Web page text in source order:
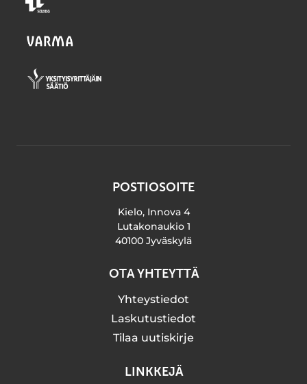
POSTIOSOITE
Kielo, Innova 4
Lutakonaukio 1
40100 Jyväskylä
OTA YHTEYTTÄ
Yhteystiedot
Laskutustiedot
Tilaa uutiskirje
LINKKEJÄ